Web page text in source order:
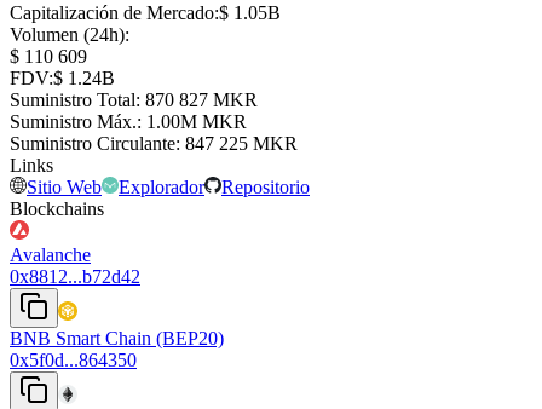
Capitalización de Mercado:⁦$⁩ 1.05B
Volumen (24h):
⁦$⁩ 110 609
FDV:⁦$⁩ 1.24B
Suministro Total: ⁦⁩ 870 827 MKR
Suministro Máx.: ⁦⁩ 1.00M MKR
Suministro Circulante: ⁦⁩ 847 225 MKR
Links
Sitio Web
Explorador
Repositorio
Blockchains
Avalanche
0x8812...b72d42
BNB Smart Chain (BEP20)
0x5f0d...864350